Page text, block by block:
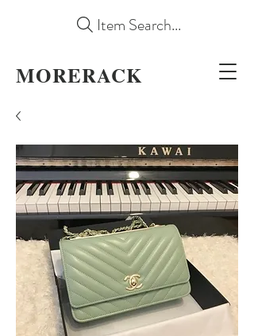
MORERACK
Item Search...